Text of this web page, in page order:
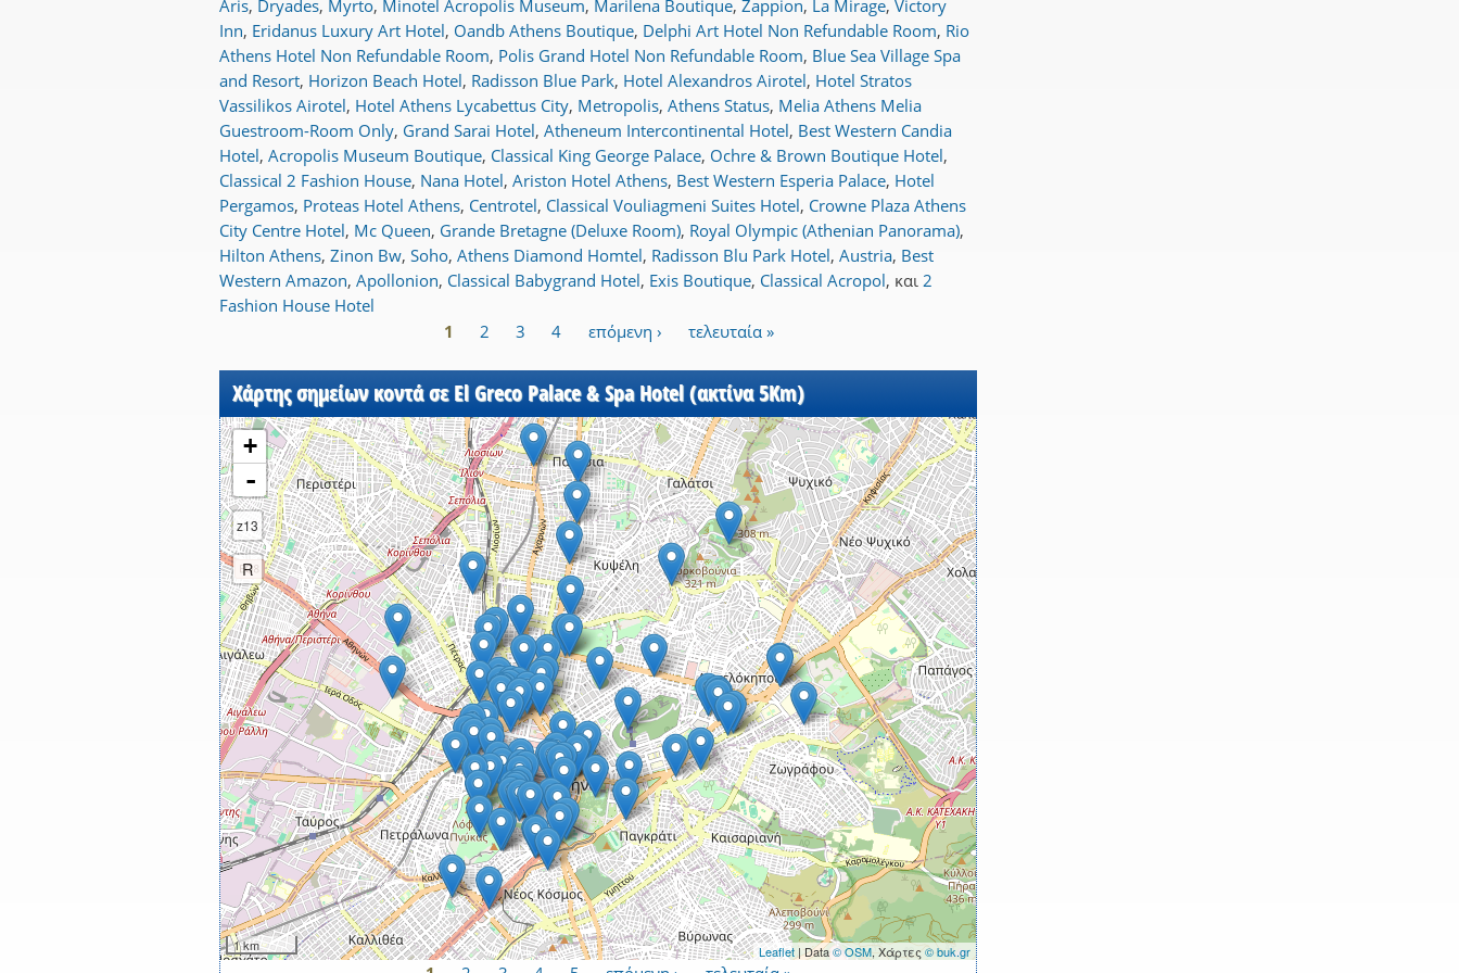
Aris, Dryades, Myrto, Minotel Acropolis Museum, Marilena Boutique, Zappion, La Mirage, Victory
Inn, Eridanus Luxury Art Hotel, Oandb Athens Boutique, Delphi Art Hotel Non Refundable Room, Rio
Athens Hotel Non Refundable Room, Polis Grand Hotel Non Refundable Room, Blue Sea Village Spa
and Resort, Horizon Beach Hotel, Radisson Blue Park, Hotel Alexandros Airotel, Hotel Stratos
Vassilikos Airotel, Hotel Athens Lycabettus City, Metropolis, Athens Status, Melia Athens Melia
Guestroom-Room Only, Grand Sarai Hotel, Atheneum Intercontinental Hotel, Best Western Candia
Hotel, Acropolis Museum Boutique, Classical King George Palace, Ochre & Brown Boutique Hotel,
Classical 2 Fashion House, Nana Hotel, Ariston Hotel Athens, Best Western Esperia Palace, Hotel
Pergamos, Proteas Hotel Athens, Centrotel, Classical Vouliagmeni Suites Hotel, Crowne Plaza Athens
City Centre Hotel, Mc Queen, Grande Bretagne (Deluxe Room), Royal Olympic (Athenian Panorama),
Hilton Athens, Zinon Bw, Soho, Athens Diamond Homtel, Radisson Blu Park Hotel, Austria, Best
Western Amazon, Apollonion, Classical Babygrand Hotel, Exis Boutique, Classical Acropol, και 2
Fashion House Hotel
1 2 3 4 επόμενη › τελευταία »
Χάρτης σημείων κοντά σε El Greco Palace & Spa Hotel (ακτίνα 5Km)
+
-
z13
R
1 km Leaflet| Data© OSM, Χάρτες © buk.gr